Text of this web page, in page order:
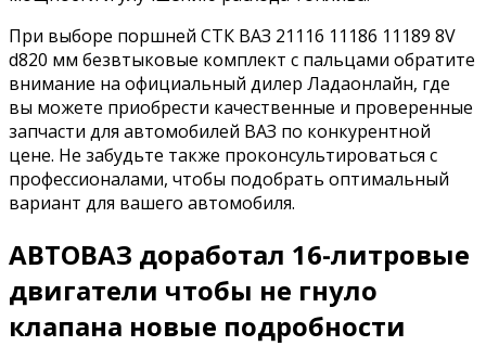
При выборе поршней СТК ВАЗ 21116 11186 11189 8V
d820 мм безвтыковые комплект с пальцами обратите
внимание на официальный дилер Ладаонлайн, где
вы можете приобрести качественные и проверенные
запчасти для автомобилей ВАЗ по конкурентной
цене. Не забудьте также проконсультироваться с
профессионалами, чтобы подобрать оптимальный
вариант для вашего автомобиля.
АВТОВАЗ доработал 16-литровые
двигатели чтобы не гнуло
клапана новые подробности